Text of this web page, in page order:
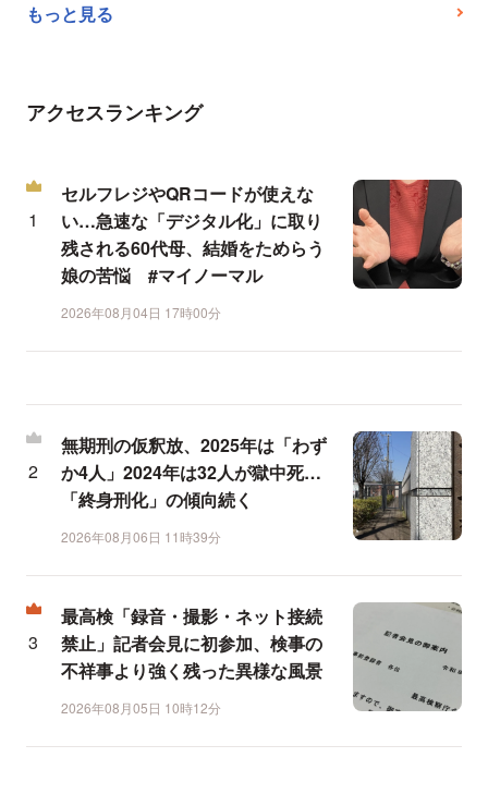
もっと見る
アクセスランキング
セルフレジやQRコードが使えな
い…急速な「デジタル化」に取り
残される60代母、結婚をためらう
娘の苦悩 #マイノーマル
2026年08月04日 17時00分
無期刑の仮釈放、2025年は「わず
か4人」2024年は32人が獄中死…
「終身刑化」の傾向続く
2026年08月06日 11時39分
最高検「録音・撮影・ネット接続
禁止」記者会見に初参加、検事の
不祥事より強く残った異様な風景
2026年08月05日 10時12分